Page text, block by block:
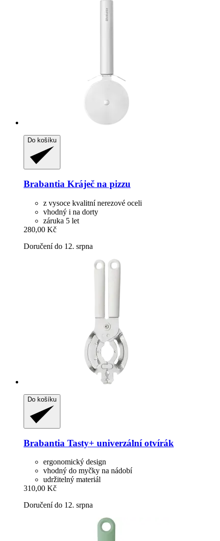
Do košíku
Brabantia Kráječ na pizzu
z vysoce kvalitní nerezové oceli
vhodný i na dorty
záruka 5 let
280,00 Kč
Doručení do 12. srpna
Do košíku
Brabantia Tasty+ univerzální otvírák
ergonomický design
vhodný do myčky na nádobí
udržitelný materiál
310,00 Kč
Doručení do 12. srpna